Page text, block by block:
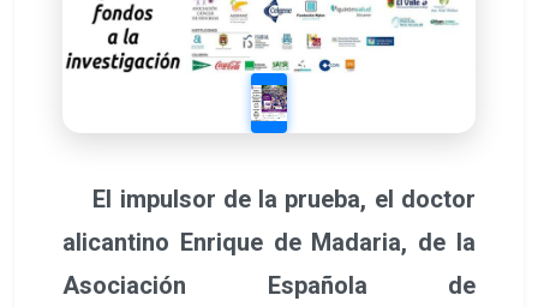
El impulsor de la prueba, el doctor
alicantino Enrique de Madaria, de la
Asociación Española de